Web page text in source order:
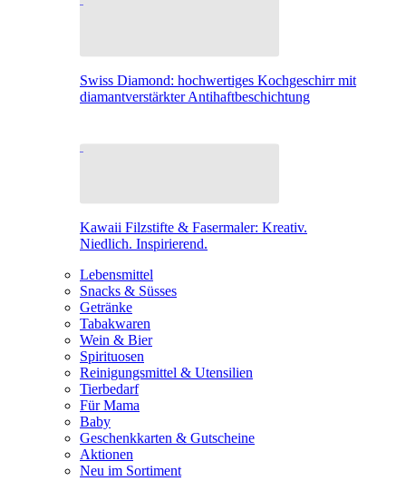
Swiss Diamond: hochwertiges Kochgeschirr mit
diamantverstärkter Antihaftbeschichtung
Kawaii Filzstifte & Fasermaler: Kreativ.
Niedlich. Inspirierend.
Lebensmittel
Snacks & Süsses
Getränke
Tabakwaren
Wein & Bier
Spirituosen
Reinigungsmittel & Utensilien
Tierbedarf
Für Mama
Baby
Geschenkkarten & Gutscheine
Aktionen
Neu im Sortiment